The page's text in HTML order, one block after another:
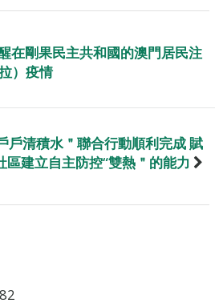
在剛果民主共和國的澳門居民注
）疫情
戶清積水＂聯合行動順利完成 賦
區建立自主防控“雙熱＂的能力